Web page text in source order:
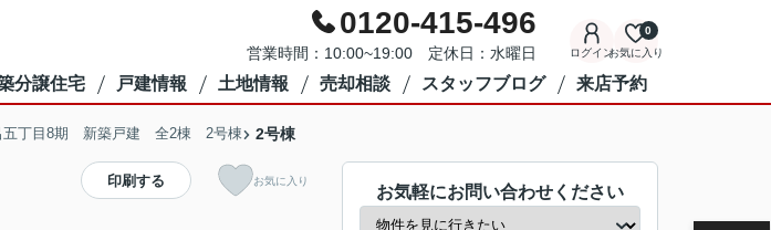
0120-415-496
営業時間：10:00~19:00 定休日：水曜日 ログインお気に入り
0
分譲住宅 戸建情報 土地情報 売却相談 スタッフブログ 来店予約
五丁目8期 新築戸建 全2棟 2号棟 2号棟
印刷する お気に入り
お気軽にお問い合わせください